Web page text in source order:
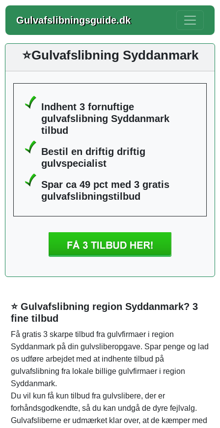
Gulvafslibningsguide.dk
⭐Gulvafslibning Syddanmark
Indhent 3 fornuftige
gulvafslibning Syddanmark
tilbud
Bestil en driftig driftig
gulvspecialist
Spar ca 49 pct med 3 gratis
gulvafslibningstilbud
⭐ Gulvafslibning region Syddanmark? 3
fine tilbud
Få gratis 3 skarpe tilbud fra gulvfirmaer i region
Syddanmark på din gulvsliberopgave. Spar penge og lad
os udføre arbejdet med at indhente tilbud på
gulvafslibning fra lokale billige gulvfirmaer i region
Syddanmark.
Du vil kun få kun tilbud fra gulvslibere, der er
forhåndsgodkendte, så du kan undgå de dyre fejlvalg.
Gulvafsliberne er udmærket klar over, at de kæmper med